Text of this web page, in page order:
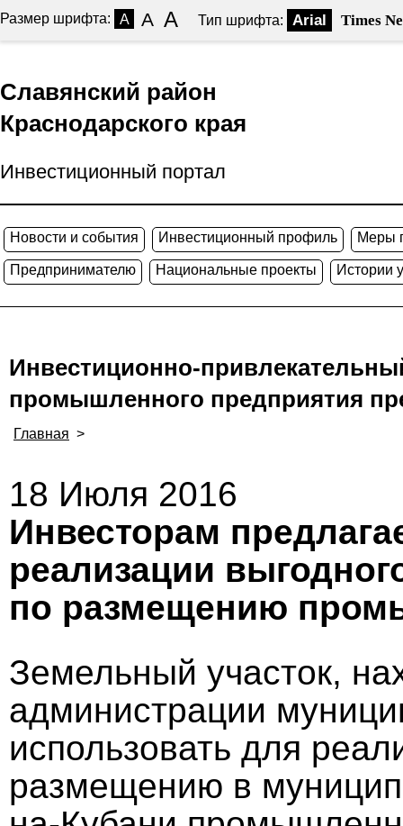
Размер шрифта: A A A Тип шрифта: Arial Times
Славянский район
Краснодарского края
Инвестиционный портал
Новости и события Инвестиционный профиль Меры
Предпринимателю Национальные проекты Истории
Инвестиционно-
промышленного предприятия
Главная >
18 Июля 2016
Инвесторам
реализации
по размещению
Земельный участок,
администрации
использовать для
размещению в